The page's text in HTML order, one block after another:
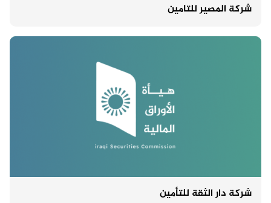
شركة المصير للتامين
شركة دار الثقة للتأمين